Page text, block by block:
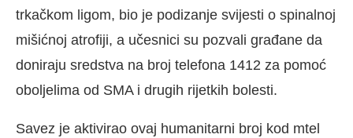
trkačkom ligom, bio je podizanje svijesti o spinalnoj
mišićnoj atrofiji, a učesnici su pozvali građane da
doniraju sredstva na broj telefona 1412 za pomoć
oboljelima od SMA i drugih rijetkih bolesti.
Savez je aktivirao ovaj humanitarni broj kod mtel